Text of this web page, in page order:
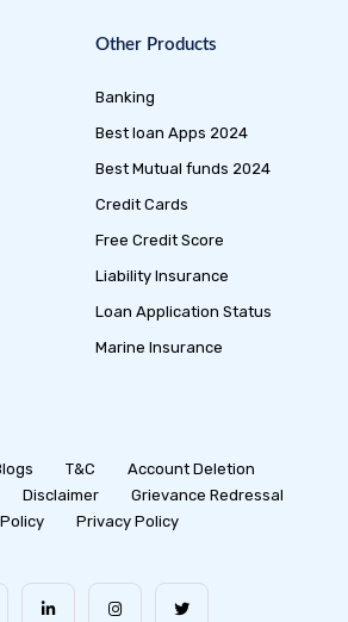
Other Products
Banking
Best loan Apps 2024
Best Mutual funds 2024
Credit Cards
Free Credit Score
Liability Insurance
Loan Application Status
Marine Insurance
T&C
Account Deletion
Disclaimer
Grievance Redressal
Privacy Policy